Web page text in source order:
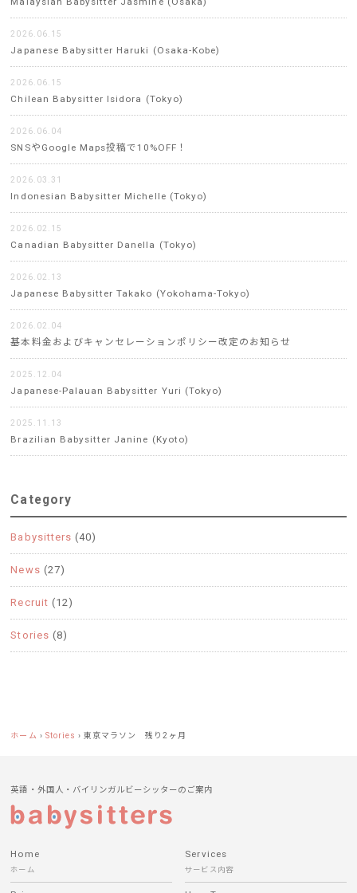
2026.06.15
Japanese Babysitter Haruki (Osaka-Kobe)
2026.06.15
Chilean Babysitter Isidora (Tokyo)
2026.06.04
SNSやGoogle Maps投稿で10%OFF！
2026.03.31
Indonesian Babysitter Michelle (Tokyo)
2026.02.15
Canadian Babysitter Danella (Tokyo)
2026.02.13
Japanese Babysitter Takako (Yokohama-Tokyo)
2026.02.04
基本料金およびキャンセレーションポリシー改定のお知らせ
2025.12.04
Japanese-Palauan Babysitter Yuri (Tokyo)
2025.11.13
Brazilian Babysitter Janine (Kyoto)
Category
Babysitters (40)
News (27)
Recruit (12)
Stories (8)
ホーム › Stories › 東京マラソン 残り2ヶ月
英語・外国人・バイリンガルビーシッターのご案内
Home
ホーム
Services
サービス内容